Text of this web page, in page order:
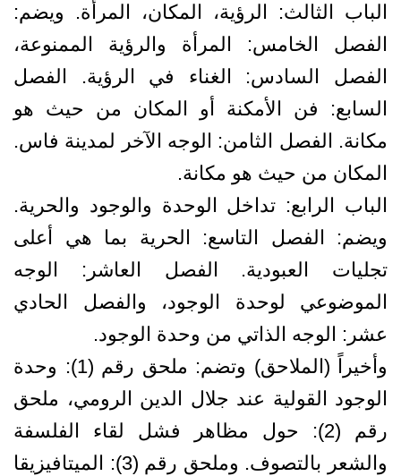
الباب الثالث: الرؤية، المكان، المرأة. ويضم:
الفصل الخامس: المرأة والرؤية الممنوعة،
الفصل السادس: الغناء في الرؤية. الفصل
السابع: فن الأمكنة أو المكان من حيث هو
مكانة. الفصل الثامن: الوجه الآخر لمدينة فاس.
المكان من حيث هو مكانة.
الباب الرابع: تداخل الوحدة والوجود والحرية.
ويضم: الفصل التاسع: الحرية بما هي أعلى
تجليات العبودية. الفصل العاشر: الوجه
الموضوعي لوحدة الوجود، والفصل الحادي
عشر: الوجه الذاتي من وحدة الوجود.
وأخيراً (الملاحق) وتضم: ملحق رقم (1): وحدة
الوجود القولية عند جلال الدين الرومي، ملحق
رقم (2): حول مظاهر فشل لقاء الفلسفة
والشعر بالتصوف. وملحق رقم (3): الميتافيزيقا